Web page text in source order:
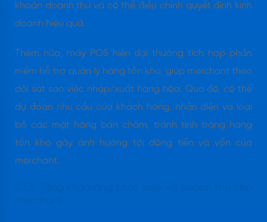
khoản doanh thu và có thể điều chỉnh quyết định kinh
doanh hiệu quả.
Thêm nữa, máy POS hiện đại thường tích hợp phần
mềm hỗ trợ quản lý hàng tồn kho, giúp merchant theo
dõi sát sao việc nhập/xuất hàng hóa. Qua đó, có thể
dự đoán nhu cầu của khách hàng, nhận diện và loại
bỏ các mặt hàng bán chậm, tránh tình trạng hàng
tồn kho gây ảnh hưởng tới dòng tiền và vốn của
merchant.